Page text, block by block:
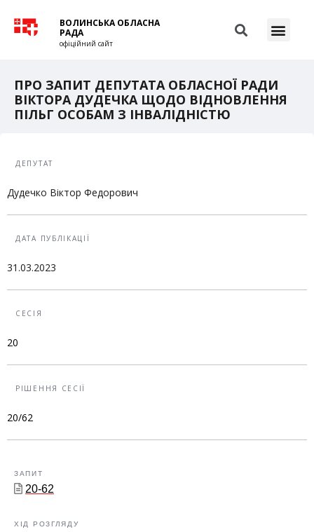
ВОЛИНСЬКА ОБЛАСНА
РАДА
офіційний сайт
ПРО ЗАПИТ ДЕПУТАТА ОБЛАСНОЇ РАДИ
ВІКТОРА ДУДЕЧКА ЩОДО ВІДНОВЛЕННЯ
ПІЛЬГ ОСОБАМ З ІНВАЛІДНІСТЮ
ДЕПУТАТ
Дудечко Віктор Федорович
ДАТА ПУБЛІКАЦІЇ
31.03.2023
СЕСІЯ
20
РІШЕННЯ СЕСІЇ
20/62
ЗАПИТ
20-62
ХІД РОЗГЛЯДУ